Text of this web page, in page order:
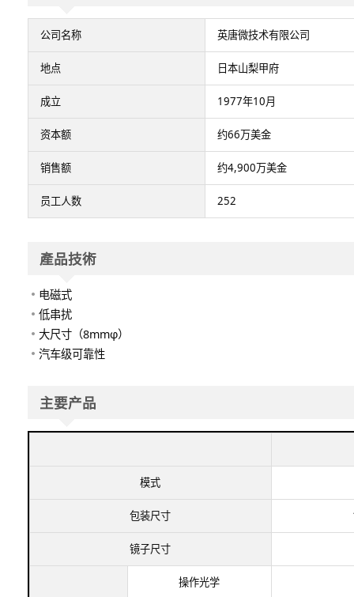
公司名称 英唐微技术有限公司
地点​ 日本山梨甲府​
成立​ 1977年10月​
资本额 约66万美金
销售额 约4,900万美金
员工人数 252
產品技術
电磁式​
低串扰​
大尺寸（8mmφ）​
汽车级可靠性​
主要产品​
模式
包装尺寸
镜子尺寸
操作光学​